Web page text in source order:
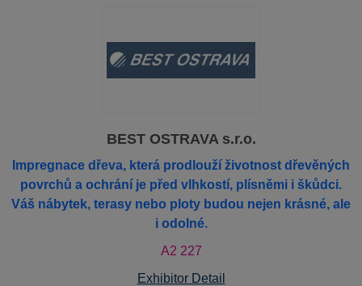
BEST OSTRAVA s.r.o.
Impregnace dřeva, která prodlouží životnost dřevěných
povrchů a ochrání je před vlhkostí, plísněmi i škůdci.
Váš nábytek, terasy nebo ploty budou nejen krásné, ale
i odolné.
A2 227
Exhibitor Detail